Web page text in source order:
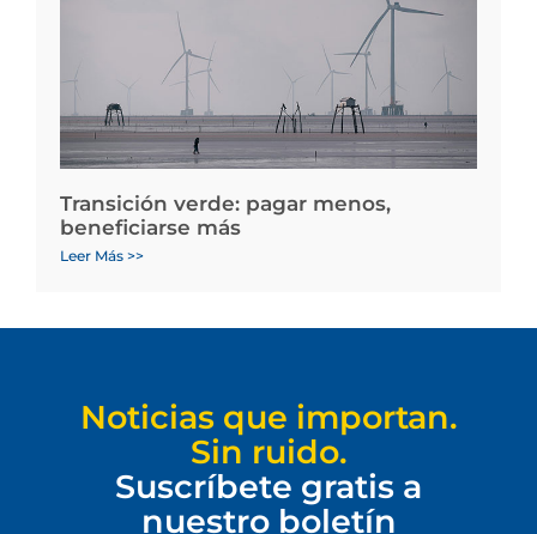
Transición verde: pagar menos,
beneficiarse más
Leer Más >>
Noticias que importan.
Sin ruido.
Suscríbete gratis a
nuestro boletín